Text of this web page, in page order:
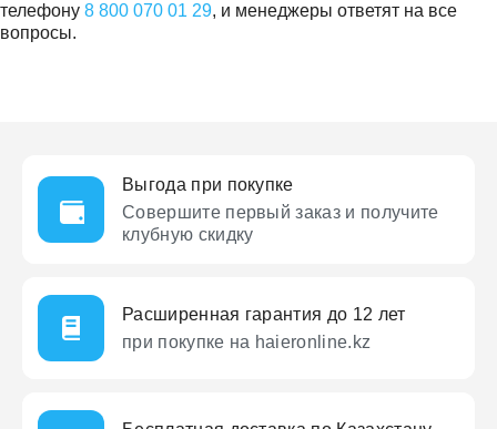
телефону 8 800 070 01 29, и менеджеры ответят на все
вопросы.
Выгода при покупке
Совершите первый заказ и получите
клубную скидку
Расширенная гарантия до 12 лет
при покупке на haieronline.kz